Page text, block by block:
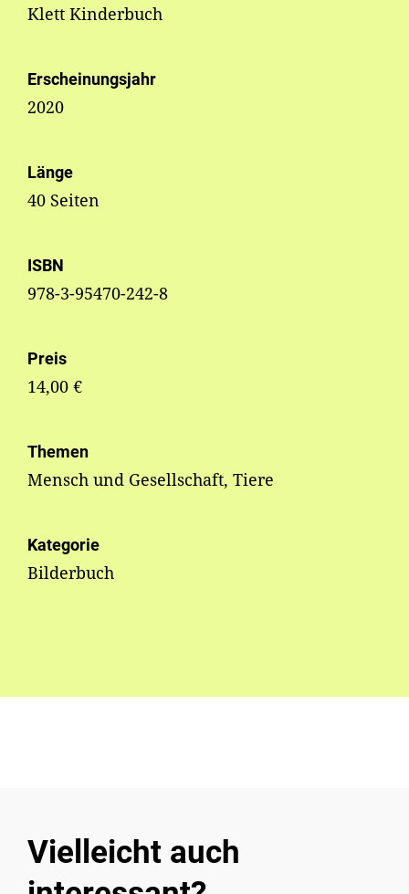
Klett Kinderbuch
Erscheinungsjahr
2020
Länge
40 Seiten
ISBN
978-3-95470-242-8
Preis
14,00 €
Themen
Mensch und Gesellschaft, Tiere
Kategorie
Bilderbuch
Vielleicht auch